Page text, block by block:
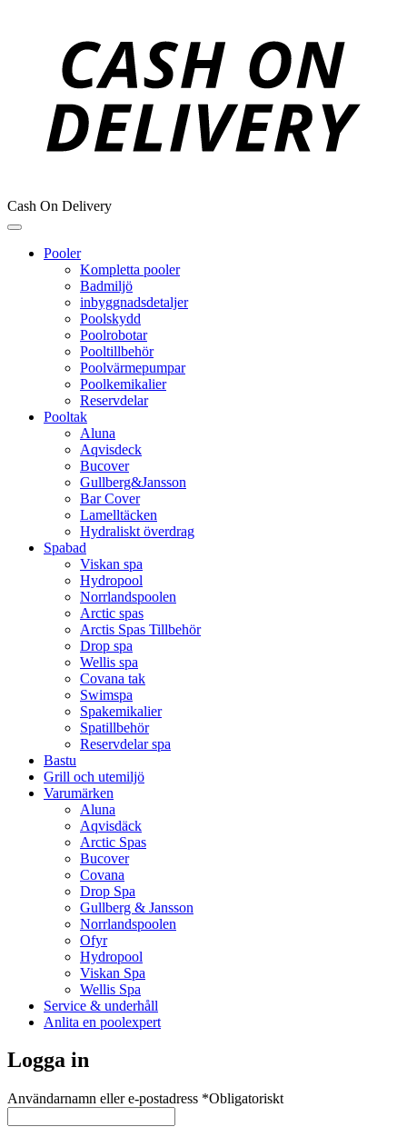
Cash On Delivery
Pooler
Kompletta pooler
Badmiljö
inbyggnadsdetaljer
Poolskydd
Poolrobotar
Pooltillbehör
Poolvärmepumpar
Poolkemikalier
Reservdelar
Pooltak
Aluna
Aqvisdeck
Bucover
Gullberg&Jansson
Bar Cover
Lamelltäcken
Hydraliskt överdrag
Spabad
Viskan spa
Hydropool
Norrlandspoolen
Arctic spas
Arctis Spas Tillbehör
Drop spa
Wellis spa
Covana tak
Swimspa
Spakemikalier
Spatillbehör
Reservdelar spa
Bastu
Grill och utemiljö
Varumärken
Aluna
Aqvisdäck
Arctic Spas
Bucover
Covana
Drop Spa
Gullberg & Jansson
Norrlandspoolen
Ofyr
Hydropool
Viskan Spa
Wellis Spa
Service & underhåll
Anlita en poolexpert
Logga in
Användarnamn eller e-postadress *Obligatoriskt